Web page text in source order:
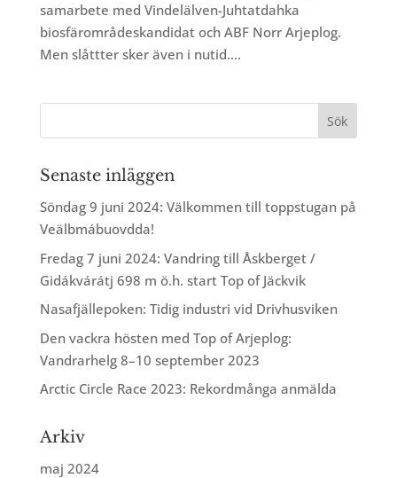
samarbete med Vindelälven-Juhtatdahka
biosfärområdeskandidat och ABF Norr Arjeplog.
Men slåttter sker även i nutid....
Senaste inläggen
Söndag 9 juni 2024: Välkommen till toppstugan på
Veälbmábuovdda!
Fredag 7 juni 2024: Vandring till Åskberget /
Gidákvárátj 698 m ö.h. start Top of Jäckvik
Nasafjällepoken: Tidig industri vid Drivhusviken
Den vackra hösten med Top of Arjeplog:
Vandrarhelg 8–10 september 2023
Arctic Circle Race 2023: Rekordmånga anmälda
Arkiv
maj 2024